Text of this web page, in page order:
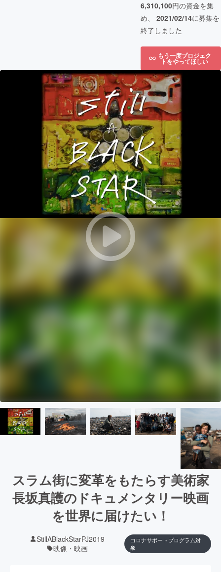
6,310,100円の資金を集
め、 2021/02/14に募集を
終了しました
もう一度プロジェク
トをやってほしい
スラム街に変革をもたらす美術家
長坂真護のドキュメンタリー映画
を世界に届けたい！
StillABlackStarPJ2019
映像・映画
コロナサポートプログラム対
象